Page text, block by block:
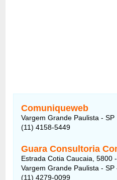
Comuniqueweb
Vargem Grande Paulista - SP
(11) 4158-5449
Guara Consultoria
Estrada Cotia Caucaia, 5800
Vargem Grande Paulista -
(11) 4279-0099